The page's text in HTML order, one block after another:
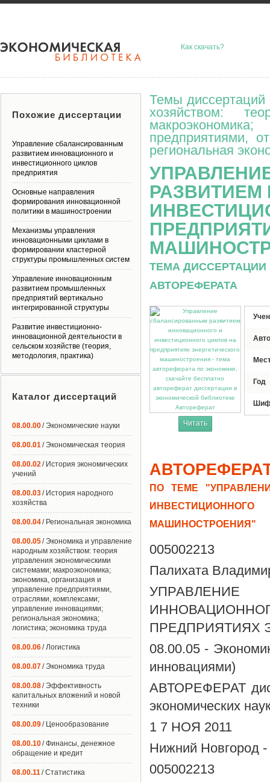
Как скачать?
Темы диссертаций
хозяйством:
предприятиями,
региональная
ТЕМА
АВТОРЕФЕРАТА
Автореферат
Читать
Год
ПО ТЕМЕ
МАШИНОСТРОЕНИЯ"
005002213
Палихата
ПРЕДПРИЯТИЯХ
08.00.05 -
инновациями)
АВТОРЕФЕРАТ
экономических
1 7 НОЯ 2011
Нижний Новгород -
005002213
Похожие диссертации
Управление сбалансированным
развитием инновационного и
инвестиционного циклов
предприятия
Основные направления
формирования инновационной
политики в машиностроении
Механизмы управления
инновационными циклами в
формировании кластерной
структуры промышленных систем
Управление инновационным
развитием промышленных
предприятий вертикально
интегрированной структуры
Развитие инвестиционно-
инновационной деятельности в
сельском хозяйстве (теория,
методология, практика)
Каталог диссертаций
08.00.00/ Экономические науки
08.00.01/ Экономическая теория
08.00.02/ История экономических
учений
08.00.03/ История народного
хозяйства
08.00.04/ Региональная экономика
08.00.05/ Экономика и управление
народным хозяйством: теория
управления экономическими
системами; макроэкономика;
экономика, организация и
управление предприятиями,
отраслями, комплексами;
управление инновациями;
региональная экономика;
логистика; экономика труда
08.00.06/ Логистика
08.00.07/ Экономика труда
08.00.08/ Эффективность
капитальных вложений и новой
техники
08.00.09/ Ценообразование
08.00.10/ Финансы, денежное
обращение и кредит
08.00.11/ Статистика